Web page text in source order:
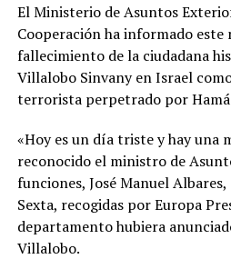
El Ministerio de Asuntos
Cooperación ha informado este
fallecimiento de la ciudadana
Villalobo Sinvany en Israel
terrorista perpetrado por
«Hoy es un día triste y hay una
reconocido el ministro de
funciones, José Manuel
Sexta, recogidas por Europa
departamento hubiera
Villalobo.